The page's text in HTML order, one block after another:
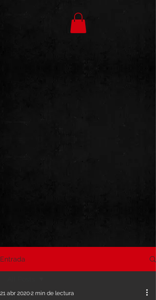
Entrada
21 abr 20202 min de lectura